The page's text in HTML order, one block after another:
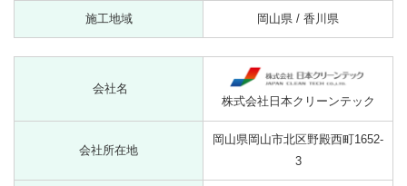
施工地域 岡山県 / 香川県
会社名
株式会社日本クリーンテック
会社所在地
岡山県岡山市北区野殿西町1652-
3